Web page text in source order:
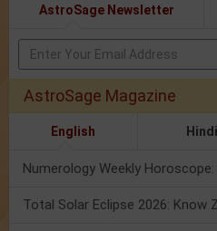
AstroSage Newsletter
AstroSage Magazine
English Hindi
Total Solar Eclipse 2026: Know